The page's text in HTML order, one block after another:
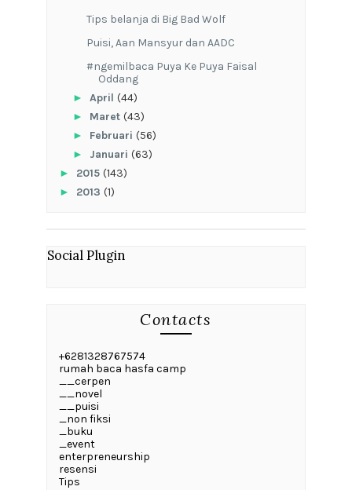
Tips belanja di Big Bad Wolf
Puisi, Aan Mansyur dan AADC
#ngemilbaca Puya Ke Puya Faisal
Oddang
► April (44)
► Maret (43)
► Februari (56)
► Januari (63)
► 2015 (143)
► 2013 (1)
Social Plugin
Contacts
+6281328767574
rumah baca hasfa camp
__cerpen
__novel
__puisi
_non fiksi
_buku
_event
enterpreneurship
resensi
Tips